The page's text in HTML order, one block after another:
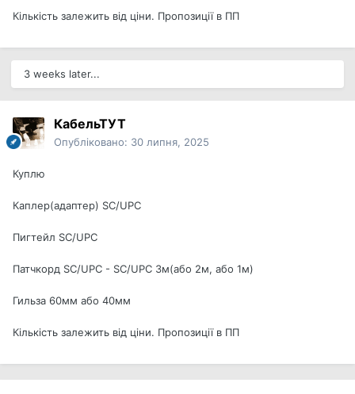
Кількість залежить від ціни. Пропозиції в ПП
3 weeks later...
КабельТУТ
Опубліковано: 30 липня, 2025
Куплю
Каплер(адаптер) SC/UPC
Пигтейл SC/UPC
Патчкорд SC/UPC - SC/UPC 3м(або 2м, або 1м)
Гильза 60мм або 40мм
Кількість залежить від ціни. Пропозиції в ПП